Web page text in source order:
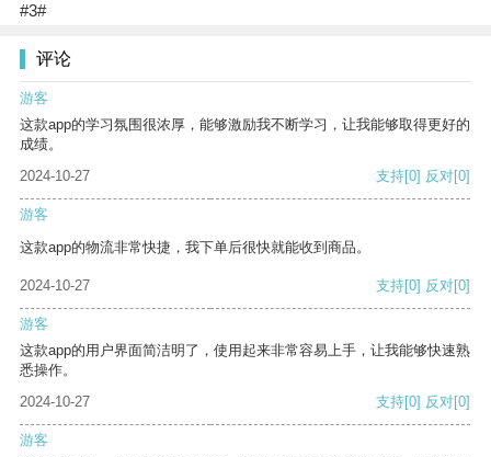
#3#
评论
游客
这款app的学习氛围很浓厚，能够激励我不断学习，让我能够取得更好的
成绩。
2024-10-27
支持[0] 反对[0]
游客
这款app的物流非常快捷，我下单后很快就能收到商品。
2024-10-27 支持[0] 反对[0]
游客
这款app的用户界面简洁明了，使用起来非常容易上手，让我能够快速熟
悉操作。
2024-10-27
支持[0] 反对[0]
游客